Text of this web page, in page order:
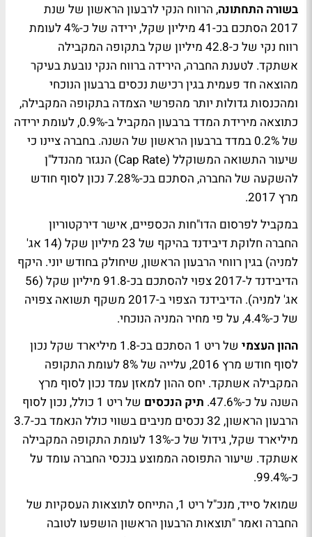
בשורה התחתונה, הרווח הנקי לרבעון הראשון של שנת
2017 הסתכם בכ-41 מיליון שקל, ירידה של כ-4% לעומת
רווח נקי של כ-42.8 מיליון שקל בתקופה המקבילה
אשתקד. לטענת החברה, הירידה ברווח הנקי נובעת בעיקר
מהוצאה חד פעמית בגין רכישת נכסים ברבעון הנוכחי
ומהכנסות גדולות יותר מהפרשי הצמדה בתקופה המקבילה,
כתוצאה מירידת המדד ברבעון המקביל ב-0.9%, לעומת ירידה
של 0.2% במדד ברבעון הראשון של השנה. בחברה ציינו כי
שיעור התשואה המשוקלל (Cap Rate) הנגזר מהנדל"ן
להשקעה של החברה, הסתכם בכ-7.28% נכון לסוף חודש
מרץ 2017.
במקביל לפרסום הדו"חות הכספיים, אישר דירקטוריון
החברה חלוקת דיבידנד בהיקף של 23 מיליון שקל (14 אג'
למניה) בגין רווחי הרבעון הראשון, שיחולק בחודש יוני. היקף
הדיבידנד ל-2017 צפוי להסתכם בכ-91.8 מיליון שקל (56
אג' למניה). הדיבידנד הצפוי ב-2017 משקף תשואה צפויה
של כ-4.4%, על פי מחיר המניה הנוכחי.
ההון העצמי
של ריט 1 הסתכם בכ-1.8 מיליארד שקל נכון
לסוף חודש מרץ 2016, עלייה של 8% לעומת התקופה
המקבילה אשתקד. יחס ההון למאזן עמד נכון לסוף מרץ
השנה על כ-47.6%.
תיק הנכסים
של ריט 1 כולל, נכון לסוף
הרבעון הראשון, 32 נכסים מניבים בשווי כולל הנאמד בכ-3.7
מיליארד שקל, גידול של כ-13% לעומת התקופה המקבילה
אשתקד. שיעור התפוסה הממוצע בנכסי החברה עומד על
כ-99.4%.
שמואל סייד, מנכ"ל ריט 1, התייחס לתוצאות העסקיות של
החברה ואמר "תוצאות הרבעון הראשון הושפעו לטובה